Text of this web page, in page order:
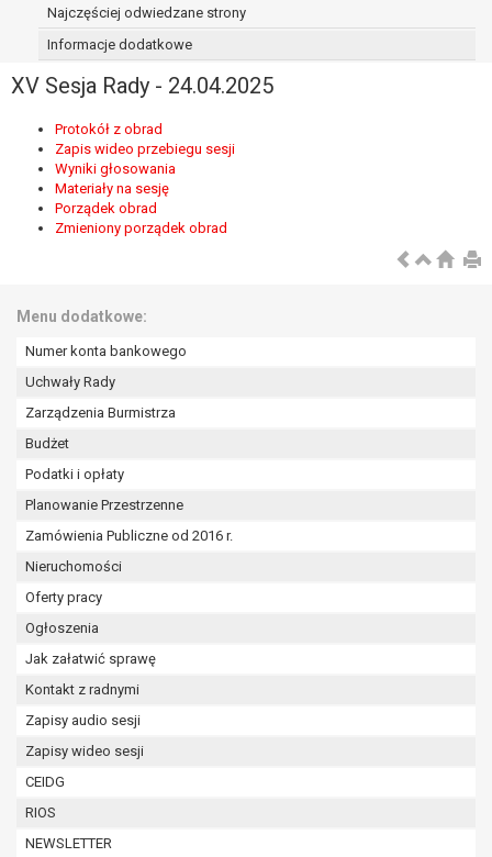
Najczęściej odwiedzane strony
Informacje dodatkowe
XV Sesja Rady - 24.04.2025
Protokół z obrad
Zapis wideo przebiegu sesji
Wyniki głosowania
Materiały na sesję
Porządek obrad
Zmieniony porządek obrad
Menu dodatkowe:
Numer konta bankowego
Uchwały Rady
Zarządzenia Burmistrza
Budżet
Podatki i opłaty
Planowanie Przestrzenne
Zamówienia Publiczne od 2016 r.
Nieruchomości
Oferty pracy
Ogłoszenia
Jak załatwić sprawę
Kontakt z radnymi
Zapisy audio sesji
Zapisy wideo sesji
CEIDG
RIOS
NEWSLETTER
przetwarzanie danych odbywa się na
której dane dotyczą lub na podstawie
zgody wyrażonej przez tą osobę,
prawo sprzeciwu wobec przetwarzania
danych na podstawie art. 21 RODO, wobec
przetwarzania danych osobowych, którego
podstawą prawną jest:
powierzonej administratorowi bądź
Z przyczyn związanych z Pani/Pana
sprzeciwu, administrator nie może już
wolności osoby, której dane dotyczą, lub
podstaw do ustalenia, dochodzenia lub
obrony roszczeń.
lit a RODO), przysługuje Pani/Panu prawo do